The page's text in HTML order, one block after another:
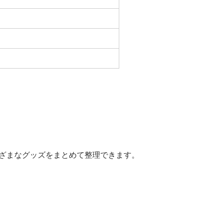
なグッズをまとめて整理できます。